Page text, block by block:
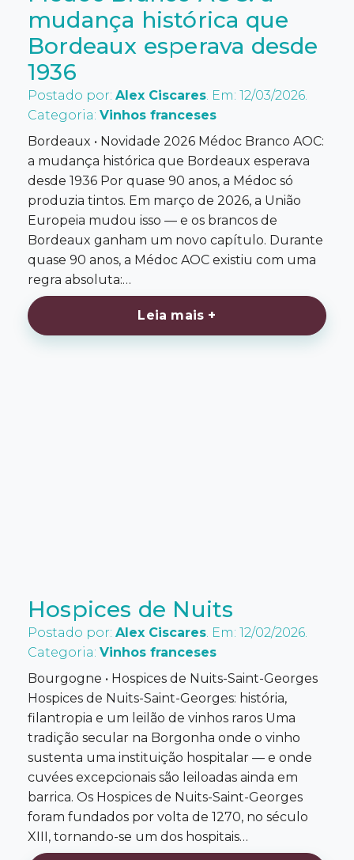
mudança histórica que
Bordeaux esperava desde
1936
Postado por: Alex Ciscares. Em: 12/03/2026.
Categoria: Vinhos franceses
Bordeaux • Novidade 2026 Médoc Branco AOC:
a mudança histórica que Bordeaux esperava
desde 1936 Por quase 90 anos, a Médoc só
produzia tintos. Em março de 2026, a União
Europeia mudou isso — e os brancos de
Bordeaux ganham um novo capítulo. Durante
quase 90 anos, a Médoc AOC existiu com uma
regra absoluta:…
Leia mais +
Hospices de Nuits
Postado por: Alex Ciscares. Em: 12/02/2026.
Categoria: Vinhos franceses
Bourgogne • Hospices de Nuits-Saint-Georges
Hospices de Nuits-Saint-Georges: história,
filantropia e um leilão de vinhos raros Uma
tradição secular na Borgonha onde o vinho
sustenta uma instituição hospitalar — e onde
cuvées excepcionais são leiloadas ainda em
barrica. Os Hospices de Nuits-Saint-Georges
foram fundados por volta de 1270, no século
XIII, tornando-se um dos hospitais…